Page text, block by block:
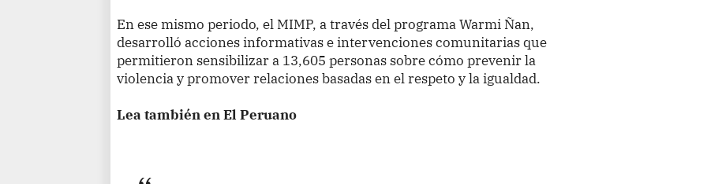
En ese mismo periodo, el MIMP, a través del programa Warmi Ñan,
desarrolló acciones informativas e intervenciones comunitarias que
permitieron sensibilizar a 13,605 personas sobre cómo prevenir la
violencia y promover relaciones basadas en el respeto y la igualdad.
Lea también en El Peruano